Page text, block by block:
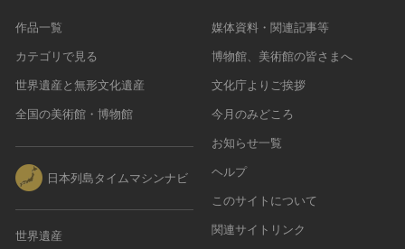
作品一覧
カテゴリで見る
世界遺産と無形文化遺産
全国の美術館・博物館
日本列島タイムマシンナビ
世界遺産
媒体資料・関連記事等
博物館、美術館の皆さまへ
文化庁よりご挨拶
今月のみどころ
お知らせ一覧
ヘルプ
このサイトについて
関連サイトリンク